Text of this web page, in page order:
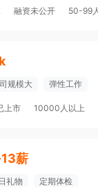
融资未公开 50-99
规模大 弹性工作
上市 10000人以上
薪
礼物 定期体检